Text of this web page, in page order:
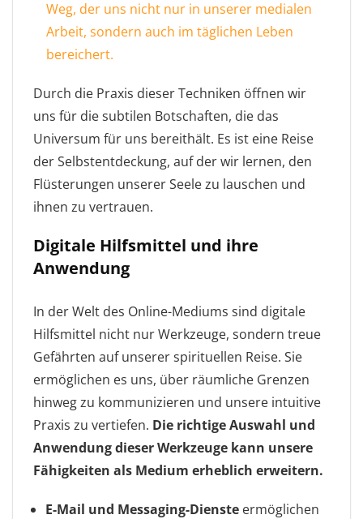
Weg, der uns nicht nur in unserer medialen
Arbeit, sondern auch im täglichen Leben
bereichert.
Durch die Praxis dieser Techniken öffnen wir
uns für die subtilen Botschaften, die das
Universum für uns bereithält. Es ist eine Reise
der Selbstentdeckung, auf der wir lernen, den
Flüsterungen unserer Seele zu lauschen und
ihnen zu vertrauen.
Digitale Hilfsmittel und ihre
Anwendung
In der Welt des Online-Mediums sind digitale
Hilfsmittel nicht nur Werkzeuge, sondern treue
Gefährten auf unserer spirituellen Reise. Sie
ermöglichen es uns, über räumliche Grenzen
hinweg zu kommunizieren und unsere intuitive
Praxis zu vertiefen. Die richtige Auswahl und
Anwendung dieser Werkzeuge kann unsere
Fähigkeiten als Medium erheblich erweitern.
E-Mail und Messaging-Dienste ermöglichen